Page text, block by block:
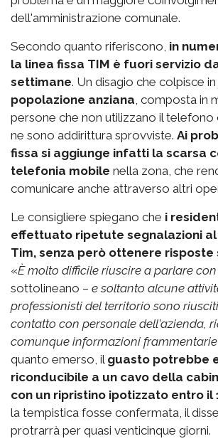
dell'amministrazione comunale.
Secondo quanto riferiscono, in
la linea fissa TIM è fuori servizio
settimane. Un disagio che colpisce
popolazione anziana, composta in
persone che non utilizzano il telefono
ne sono addirittura sprovviste. Ai
fissa si aggiunge infatti la scarsa
telefonia mobile nella zona, che
comunicare anche attraverso altri
Le consigliere spiegano che i
effettuato ripetute segnalazioni
Tim, senza però ottenere
«È molto difficile riuscire a parlare
sottolineano – e soltanto alcune
professionisti del territorio sono
contatto con personale dell'azienda,
comunque informazioni frammentarie
quanto emerso, il guasto potrebbe
riconducibile a un cavo della
con un ripristino ipotizzato entro il
la tempistica fosse confermata, il
protrarrà per quasi venticinque giorni.